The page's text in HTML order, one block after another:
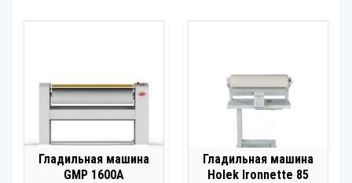
Гладильная машина
GMP 1600A
Гладильная машина
Holek Ironnette 85